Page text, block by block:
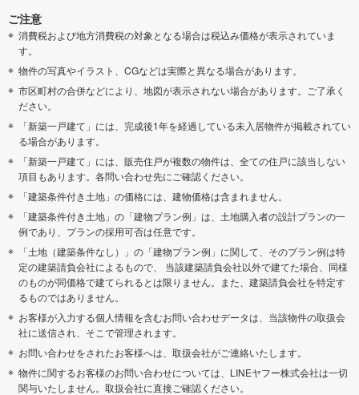
ご注意
消費税および地方消費税の対象となる場合は税込み価格が表示されていま
す。
物件の写真やイラスト、CGなどは実際と異なる場合があります。
市区町村の合併などにより、地図が表示されない場合があります。ご了承く
ださい。
「新築一戸建て」には、完成後1年を経過している未入居物件が掲載されてい
る場合があります。
「新築一戸建て」には、販売住戸が複数の物件は、全ての住戸に該当しない
項目もあります。各問い合わせ先にご確認ください。
「建築条件付き土地」の価格には、建物価格は含まれません。
「建築条件付き土地」の「建物プラン例」は、土地購入者の設計プランの一
例であり、プランの採用可否は任意です。
「土地（建築条件なし）」の「建物プラン例」に関して、そのプラン例は特
定の建築請負会社によるもので、 当該建築請負会社以外で建てた場合、同様
のものが同価格で建てられるとは限りません。また、建築請負会社を特定す
るものではありません。
お客様が入力する個人情報を含むお問い合わせデータは、当該物件の取扱会
社に送信され、そこで管理されます。
お問い合わせをされたお客様へは、取扱会社がご連絡いたします。
物件に関するお客様のお問い合わせについては、LINEヤフー株式会社は一切
関与いたしません。取扱会社に直接ご確認ください。